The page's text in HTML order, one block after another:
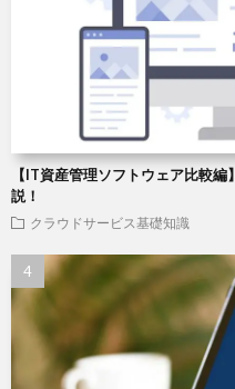
【IT資産管理ソフトウェア比較
説！
クラウドサービス基礎知識